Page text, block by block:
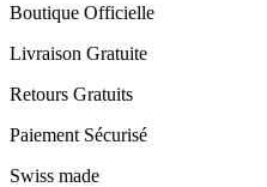
Boutique Officielle
Livraison Gratuite
Retours Gratuits
Paiement Sécurisé
Swiss made